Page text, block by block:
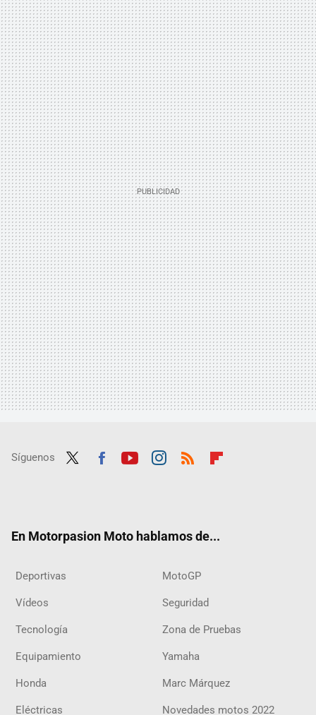
Síguenos
En Motorpasion Moto hablamos de...
Deportivas MotoGP
Vídeos Seguridad
Tecnología Zona de Pruebas
Equipamiento Yamaha
Honda Marc Márquez
Eléctricas Novedades motos 2022